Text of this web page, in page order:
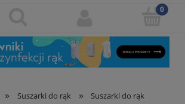
» Suszarki do rąk »
Suszarki do rąk